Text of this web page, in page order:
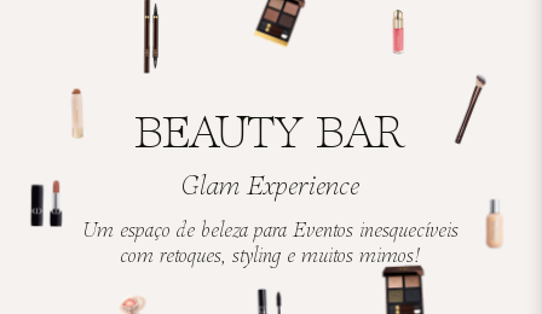
BEAUTY BAR
Glam Experience
Um espaço de beleza para Eventos inesquecíveis
com retoques, styling e muitos mimos!